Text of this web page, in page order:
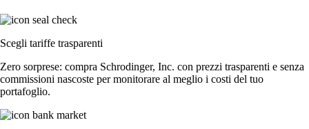
Scegli tariffe trasparenti
Zero sorprese: compra Schrodinger, Inc. con prezzi trasparenti e senza
commissioni nascoste per monitorare al meglio i costi del tuo
portafoglio.